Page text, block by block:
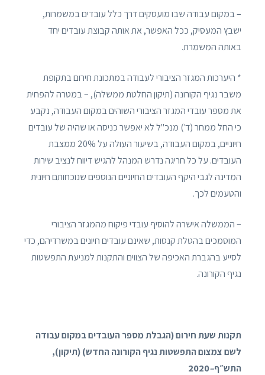
– במקום עבודה שבו מועסקים דרך כלל עובדים במשמרות,
ישבץ המעסיק, ככל האפשר, את אותה קבוצת עובדים יחד
באותה המשמרת.
* היערכות המגזר הציבורי לעבודה במתכונת חירום בתקופת
משבר נגיף הקורונה (תיקון החלטת ממשלה), – במטרה להפחית
את מספר עובדי המגזר הציבורי השוהים במקום העבודה, נקבע
כי החל ממחר (ד׳) מנכ"ל לא יאפשר כניסה או שהיה של עובדים
חיוניים, במקום העבודה, בשיעור העולה על 20% ממצבת
העובדים. על כל חריגה נדרש המנהל להגיש דיווח לנציב שירות
המדינה לגבי היקף העובדים החיוניים הנוספים שנוכחותם חיונית
והטעמים לכך.
– הממשלה אישרה להוסיף עובדי פיקוח מהמגזר הציבורי
המוסמכים בהטלת קנסות, שאינם עובדים חיונים במשרדיהם, כדי
לסייע בהגברת האכיפה של הצווים והתקנות למניעת התפשטות
נגיף הקורונה.
תקנות שעת חירום (הגבלת מספר העובדים במקום עבודה
לשם צמצום התפשטות נגיף הקורונה החדש) (תיקון),
התש״ף–
2020